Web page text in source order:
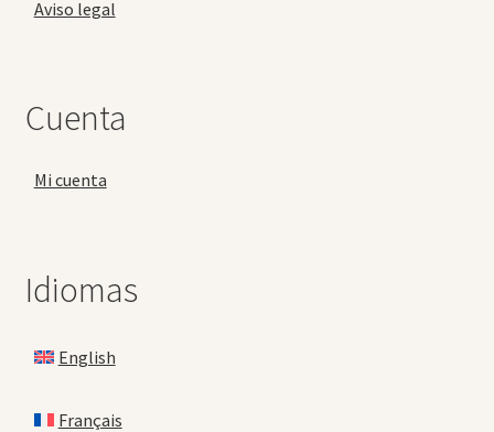
Aviso legal
Cuenta
Mi cuenta
Idiomas
English
Français